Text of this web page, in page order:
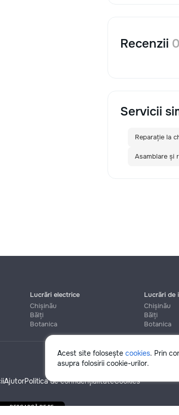
Recenzii 0
Servicii
Reparație la
Asamblare și
Acest site folosește cookies. Prin
asupra folosirii cookie-urilor.
Lucrări electrice
Chișinău
Bălți
Botanica
Lucrări de
Chișinău
Bălți
Botanica
AjutorPolitica de confidențialitateCookies